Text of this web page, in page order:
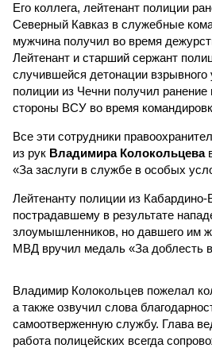
Его коллега, лейтенант полиции
Северный Кавказ в служебные
мужчина получил во время
Лейтенант и старший сержант
случившейся детонации взрывного
полиции из Чечни получил ранение
стороны ВСУ во время
Все эти сотрудники
из рук Владимира Колокольцева
«За заслуги в службе в особых
Лейтенанту полиции из Кабардино-
пострадавшему в результате
злоумышленников, но давшего им
МВД вручил медаль «За доблесть
Владимир Колокольцев пожелал
а также озвучил слова
самоотверженную службу. Глава
работа полицейских всегда